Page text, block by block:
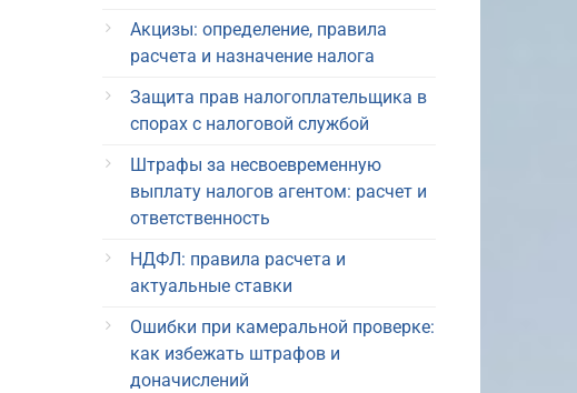
Акцизы: определение, правила
расчета и назначение налога
Защита прав налогоплательщика в
спорах с налоговой службой
Штрафы за несвоевременную
выплату налогов агентом: расчет и
ответственность
НДФЛ: правила расчета и
актуальные ставки
Ошибки при камеральной проверке:
как избежать штрафов и
доначислений